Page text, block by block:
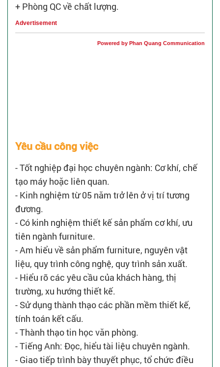
+ Phòng QC về chất lượng.
Advertisement
Powered by Phan Quang Communication
Yêu cầu công việc
- Tốt nghiệp đại học chuyên ngành: Cơ khí, chế
tạo máy hoặc liên quan.
- Kinh nghiệm từ 05 năm trở lên ở vị trí tương
đương.
- Có kinh nghiệm thiết kế sản phẩm cơ khí, ưu
tiên ngành furniture.
- Am hiểu về sản phẩm furniture, nguyên vật
liệu, quy trình công nghệ, quy trình sản xuất.
- Hiểu rõ các yêu cầu của khách hàng, thị
trường, xu hướng thiết kế.
- Sử dụng thành thạo các phần mềm thiết kế,
tính toán kết cấu.
- Thành thạo tin học văn phòng.
- Tiếng Anh: Đọc, hiểu tài liệu chuyên ngành.
- Giao tiếp trình bày thuyết phục, tổ chức điều